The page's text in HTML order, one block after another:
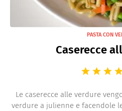
PASTA CON
Caserecce
Le caserecce alle verdure
verdure a julienne e facendole